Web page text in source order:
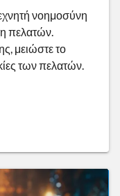
νοημοσύνη
πελατών.
μειώστε το
των πελατών.